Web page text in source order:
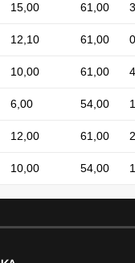
15,00 61,00
12,10 61,00
10,00 61,00
6,00 54,00
12,00 61,00
10,00 54,00